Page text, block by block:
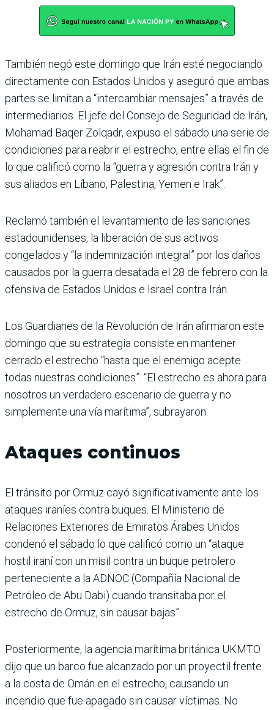
También negó este domingo que Irán esté negociando
directamente con Estados Unidos y aseguró que ambas
partes se limitan a “intercambiar mensajes” a través de
intermediarios. El jefe del Consejo de Seguridad de Irán,
Mohamad Baqer Zolqadr, expuso el sábado una serie de
condiciones para reabrir el estrecho, entre ellas el fin de
lo que calificó como la “guerra y agresión contra Irán y
sus aliados en Líbano, Palestina, Yemen e Irak”.
Reclamó también el levantamiento de las sanciones
estadounidenses, la liberación de sus activos
congelados y “la indemnización integral” por los daños
causados por la guerra desatada el 28 de febrero con la
ofensiva de Estados Unidos e Israel contra Irán.
Los Guardianes de la Revolución de Irán afirmaron este
domingo que su estrategia consiste en mantener
cerrado el estrecho “hasta que el enemigo acepte
todas nuestras condiciones”. “El estrecho es ahora para
nosotros un verdadero escenario de guerra y no
simplemente una vía marítima”, subrayaron.
Ataques continuos
El tránsito por Ormuz cayó significativamente ante los
ataques iraníes contra buques. El Ministerio de
Relaciones Exteriores de Emiratos Árabes Unidos
condenó el sábado lo que calificó como un “ataque
hostil iraní con un misil contra un buque petrolero
perteneciente a la ADNOC (Compañía Nacional de
Petróleo de Abu Dabi) cuando transitaba por el
estrecho de Ormuz, sin causar bajas”.
Posteriormente, la agencia marítima británica UKMTO
dijo que un barco fue alcanzado por un proyectil frente
a la costa de Omán en el estrecho, causando un
incendio que fue apagado sin causar víctimas. No